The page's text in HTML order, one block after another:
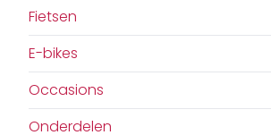
Fietsen
E-bikes
Occasions
Onderdelen